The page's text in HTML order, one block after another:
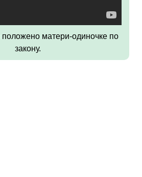
положено матери-одиночке по
закону.